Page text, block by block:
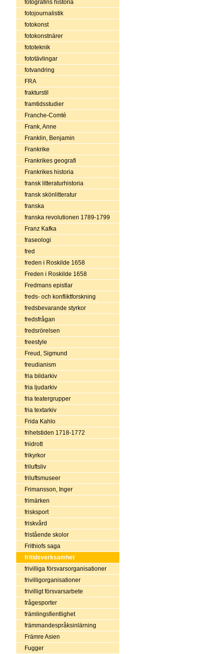
fotografins historia
fotojournalistik
fotokonst
fotokonstnärer
fototeknik
fototävlingar
fotvandring
FRA
frakturstil
framtidsstudier
Franche-Comté
Frank, Anne
Franklin, Benjamin
Frankrike
Frankrikes geografi
Frankrikes historia
fransk litteraturhistoria
fransk skönlitteratur
franska
franska revolutionen 1789-1799
Franz Kafka
fraseologi
fred
freden i Roskilde 1658
Freden i Roskilde 1658
Fredmans epistlar
freds- och konfliktforskning
fredsbevarande styrkor
fredsfrågan
fredsrörelsen
freestyle
Freud, Sigmund
freudianism
fria bildarkiv
fria ljudarkiv
fria teatergrupper
fria textarkiv
Frida Kahlo
frihetstiden 1718-1772
friidrott
frikyrkor
friluftsliv
friluftsmuseer
Frimansson, Inger
frimärken
frisksport
friskvård
fristående skolor
Frithiofs saga
fritidsverksamhet
frivilliga försvarsorganisationer
frivilligorganisationer
frivilligt försvarsarbete
frågesporter
främlingsfientlighet
främmandespråksinlärning
Främre Asien
Fugger